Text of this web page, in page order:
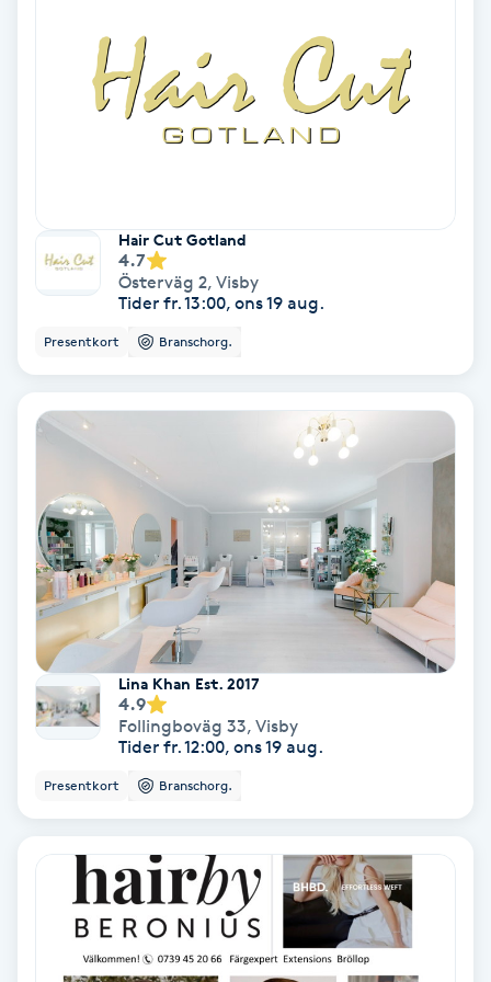
Babylights
Bambumassage
Barber
BIAB
Bottenfärg
Brynformning
Brynfärgning
Brynplockning
Bröllopsuppsättning
Celluliter
Coachning
Hair Cut Gotland
4.7
Österväg 2, Visby
Tider fr. 13:00, ons 19 aug.
Presentkort Branschorg.
Lina Khan Est. 2017
4.9
Follingboväg 33, Visby
Tider fr. 12:00, ons 19 aug.
Presentkort Branschorg.